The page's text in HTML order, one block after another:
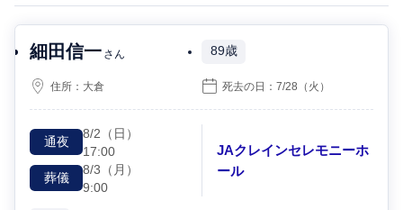
細田信一 さん 89歳
住所： 大倉 死去の日：7/28 （火）
通夜
8/2 （日）
17:00
葬儀
8/3 （月）
9:00
JAクレインセレモニーホ
ール